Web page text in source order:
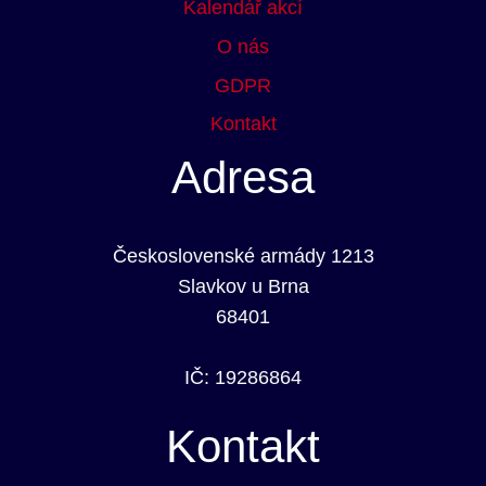
Kalendář akcí
O nás
GDPR
Kontakt
Adresa
Československé armády 1213
Slavkov u Brna
68401
IČ: 19286864
Kontakt